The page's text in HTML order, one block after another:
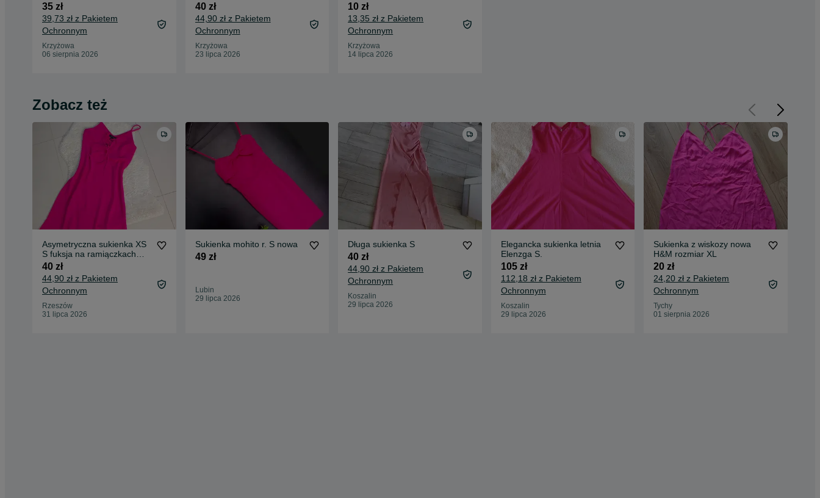
35 zł
39,73 zł z Pakietem
Ochronnym
Krzyżowa
06 sierpnia 2026
40 zł
44,90 zł z Pakietem
Ochronnym
Krzyżowa
23 lipca 2026
10 zł
13,35 zł z Pakietem
Ochronnym
Krzyżowa
14 lipca 2026
Zobacz też
Asymetryczna sukienka XS
S fuksja na ramiączkach
sznurowany dekolt
40 zł
44,90 zł z Pakietem
Ochronnym
Rzeszów
31 lipca 2026
Sukienka mohito r. S nowa
49 zł
Lubin
29 lipca 2026
Długa sukienka S
40 zł
44,90 zł z Pakietem
Ochronnym
Koszalin
29 lipca 2026
Elegancka sukienka letnia
Elenzga S.
105 zł
112,18 zł z Pakietem
Ochronnym
Koszalin
29 lipca 2026
Sukienka z wiskozy nowa
H&M rozmiar XL
20 zł
24,20 zł z Pakietem
Ochronnym
Tychy
01 sierpnia 2026